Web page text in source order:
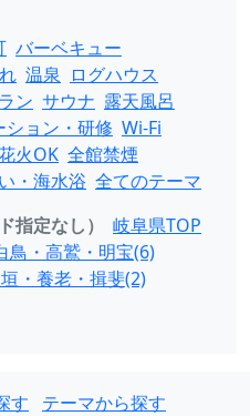
バーベキュー
温泉 ログハウス
ン サウナ 露天風呂
ョン・研修 Wi-Fi
火OK 全館禁煙
・海水浴 全てのテーマ
指定なし）
岐阜県TOP
鳥・高鷲・明宝(6)
・養老・揖斐(2)
す
テーマから探す